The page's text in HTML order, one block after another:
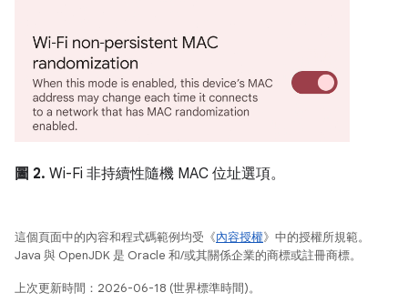
圖 2. Wi-Fi 非持續性隨機 MAC 位址選項。
這個頁面中的內容和程式碼範例均受《內容授權》中的授權所規範。
Java 與 OpenJDK 是 Oracle 和/或其關係企業的商標或註冊商標。
上次更新時間：2026-06-18 (世界標準時間)。